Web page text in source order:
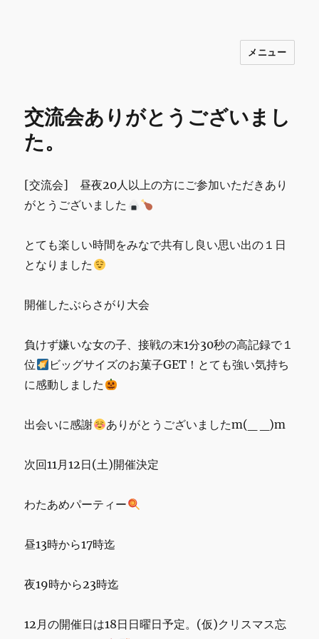
INNOCENCE ～日常に彩りを～ フ
物 etc販売 江戸川区瑞江
メニュー
交流会ありがとうございまし
た。
[交流会] 昼夜20人以上の方にご参加いただきあり
がとうございました
とても楽しい時間をみなで共有し良い思い出の１日
となりました
開催したぶらさがり大会
負けず嫌いな女の子、接戦の末1分30秒の高記録で１
位
ビッグサイズのお菓子GET！とても強い気持ち
に感動しました
出会いに感謝 ありがとうございましたm(_ _)m
次回11月12日(土)開催決定
わたあめパーティー
昼13時から17時迄
夜19時から23時迄
12月の開催日は18日日曜日予定。(仮)クリスマス忘